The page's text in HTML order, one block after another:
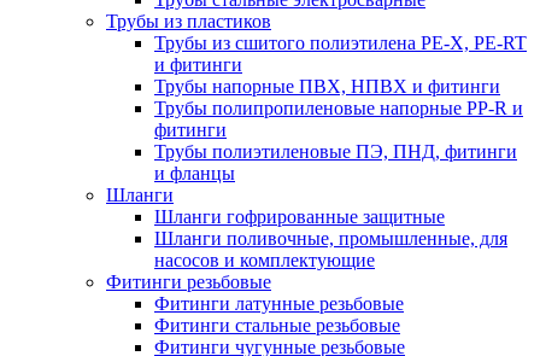
Трубы из пластиков
Трубы из сшитого полиэтилена PE-X, PE-RT
и фитинги
Трубы напорные ПВХ, НПВХ и фитинги
Трубы полипропиленовые напорные PP-R и
фитинги
Трубы полиэтиленовые ПЭ, ПНД, фитинги
и фланцы
Шланги
Шланги гофрированные защитные
Шланги поливочные, промышленные, для
насосов и комплектующие
Фитинги резьбовые
Фитинги латунные резьбовые
Фитинги стальные резьбовые
Фитинги чугунные резьбовые